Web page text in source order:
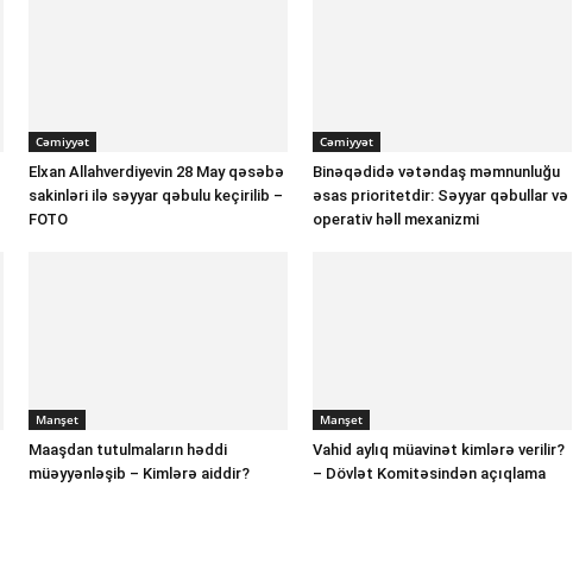
Cəmiyyət
Elxan Allahverdiyevin 28 May qəsəbə
sakinləri ilə səyyar qəbulu keçirilib –
FOTO
Cəmiyyət
Binəqədidə vətəndaş məmnunluğu
əsas prioritetdir: Səyyar qəbullar və
operativ həll mexanizmi
Manşet
Maaşdan tutulmaların həddi
müəyyənləşib – Kimlərə aiddir?
Manşet
Vahid aylıq müavinət kimlərə verilir?
– Dövlət Komitəsindən açıqlama